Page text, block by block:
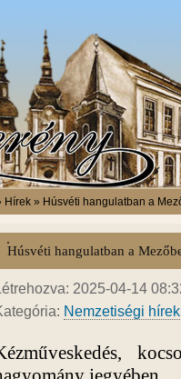
Hírek » Húsvéti hangulatban a
Húsvéti hangulatban a
2025-04-14
Nemzetiségi hírek